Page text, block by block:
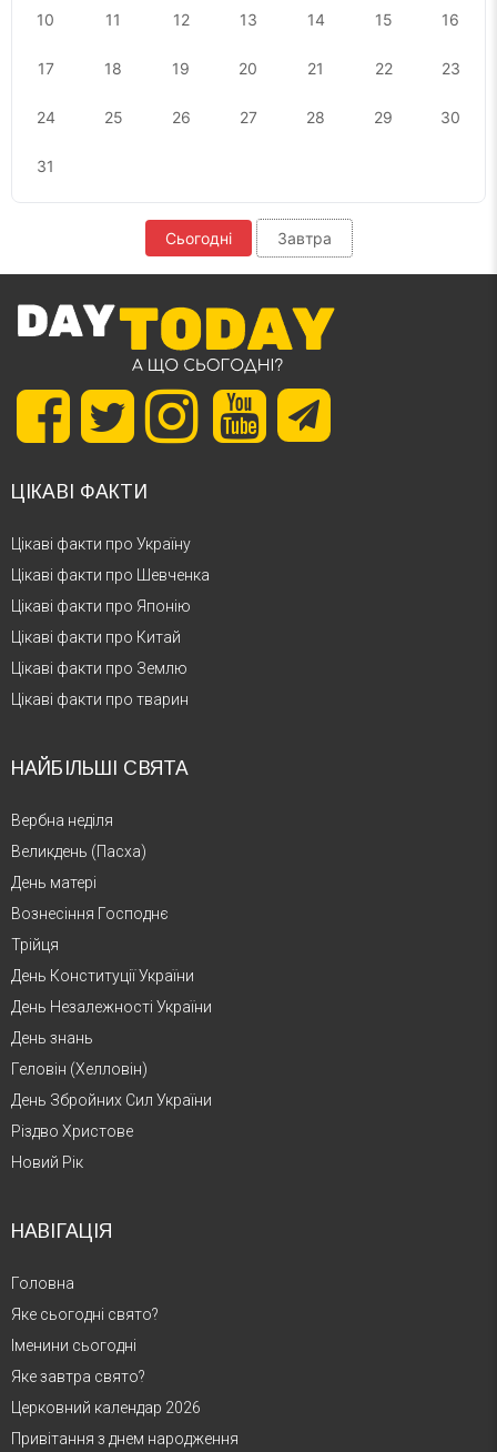
10 11 12 13 14 15 16
17 18 19 20 21 22 23
24 25 26 27 28 29 30
31
Сьогодні Завтра
ЦІКАВІ ФАКТИ
Цікаві факти про Україну
Цікаві факти про Шевченка
Цікаві факти про Японію
Цікаві факти про Китай
Цікаві факти про Землю
Цікаві факти про тварин
НАЙБІЛЬШІ СВЯТА
Вербна неділя
Великдень (Пасха)
День матері
Вознесіння Господнє
Трійця
День Конституції України
День Незалежності України
День знань
Геловін (Хелловін)
День Збройних Сил України
Різдво Христове
Новий Рік
НАВІГАЦІЯ
Головна
Яке сьогодні свято?
Іменини сьогодні
Яке завтра свято?
Церковний календар 2026
Привітання з днем народження